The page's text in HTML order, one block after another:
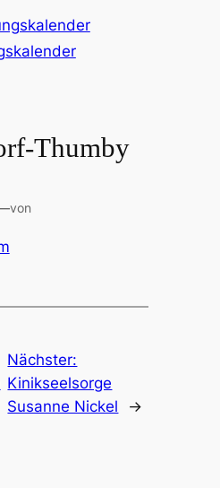
Thumby
von
Nächster:
Kinikseelsorge
Susanne Nickel
→